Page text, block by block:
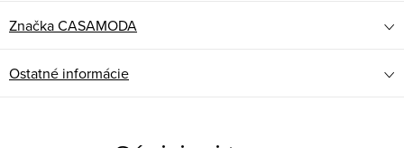
ZnačkaCASAMODA
Ostatné informácie